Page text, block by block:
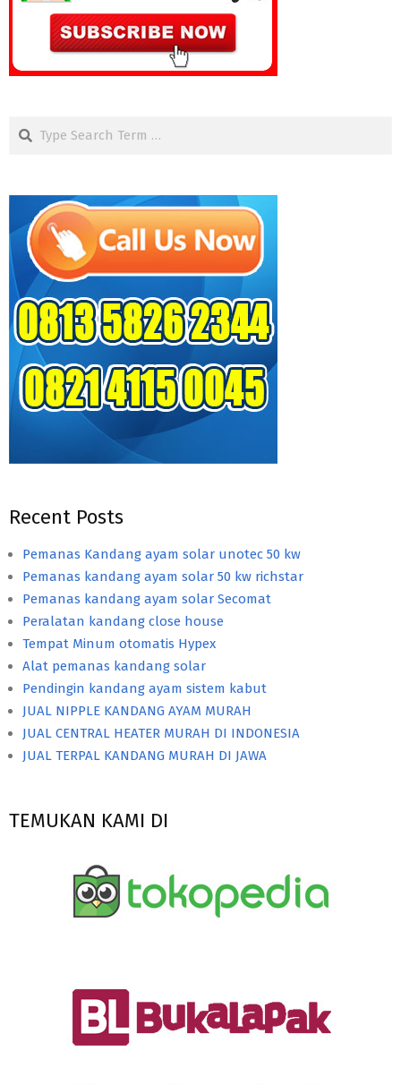
Search
Recent Posts
Pemanas Kandang ayam solar unotec 50 kw
Pemanas kandang ayam solar 50 kw richstar
Pemanas kandang ayam solar Secomat
Peralatan kandang close house
Tempat Minum otomatis Hypex
Alat pemanas kandang solar
Pendingin kandang ayam sistem kabut
JUAL NIPPLE KANDANG AYAM MURAH
JUAL CENTRAL HEATER MURAH DI INDONESIA
JUAL TERPAL KANDANG MURAH DI JAWA
TEMUKAN KAMI DI